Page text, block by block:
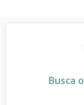
Busca